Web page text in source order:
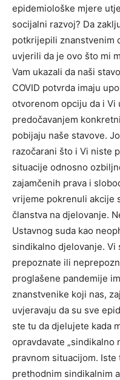
epidemiološke mjere
socijalni razvoj? Da
potkrijepili znanstvenim
uvjerili da je ovo što mi
Vam ukazali da naši
COVID potvrda imaju
otvorenom opciju da i Vi
predočavanjem
pobijaju naše stavove.
razočarani što i Vi niste
situacije odnosno
zajamčenih prava i
vrijeme pokrenuli akcije
članstva na djelovanje.
Ustavnog suda kao
sindikalno djelovanje. Vi
prepoznate ili
proglašene pandemije
znanstvenike koji nas,
uvjeravaju da su sve
ste tu da djelujete kada
opravdavate „sindikalno
pravnom situacijom.
prethodnim sindikalnim